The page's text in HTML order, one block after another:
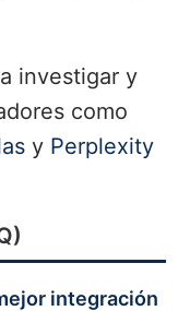
investigar y
como
y Perplexity
integración